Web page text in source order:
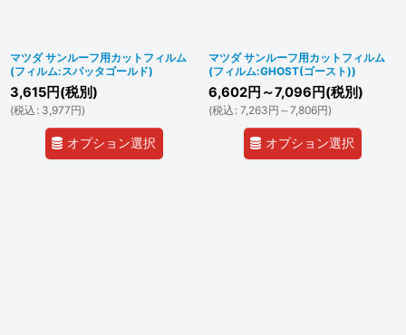
マツダ サンルーフ用カットフィルム
(フィルム:スパッタゴールド)
3,615円(税別)
(税込 : 3,977円)
オプション選択
マツダ サンルーフ用カットフィルム
(フィルム:GHOST(ゴースト))
6,602円 ～7,096 円(税別)
(税込 : 7,263円 ～7,806円)
オプション選択